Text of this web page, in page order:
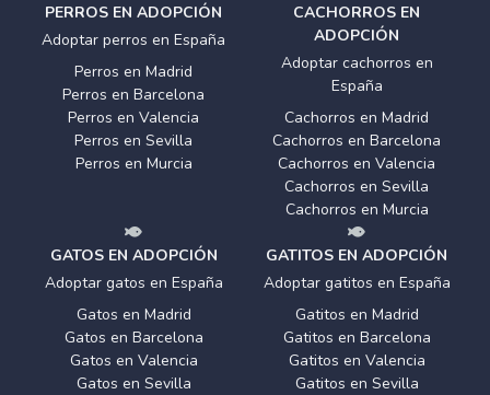
PERROS EN ADOPCIÓN
Adoptar perros en España
Perros en Madrid
Perros en Barcelona
Perros en Valencia
Perros en Sevilla
Perros en Murcia
CACHORROS EN
ADOPCIÓN
Adoptar cachorros en
España
Cachorros en Madrid
Cachorros en Barcelona
Cachorros en Valencia
Cachorros en Sevilla
Cachorros en Murcia
GATOS EN ADOPCIÓN
Adoptar gatos en España
Gatos en Madrid
Gatos en Barcelona
Gatos en Valencia
Gatos en Sevilla
GATITOS EN ADOPCIÓN
Adoptar gatitos en España
Gatitos en Madrid
Gatitos en Barcelona
Gatitos en Valencia
Gatitos en Sevilla